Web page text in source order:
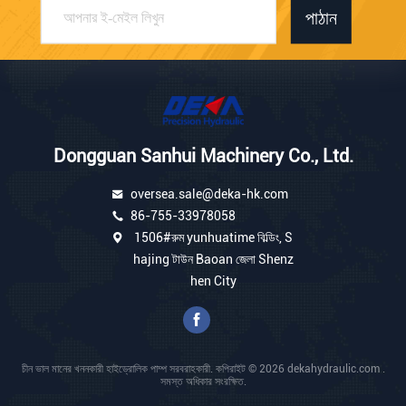
পাঠান
Dongguan Sanhui Machinery Co., Ltd.
oversea.sale@deka-hk.com
86-755-33978058
1506#রুম yunhuatime বিল্ডিং, S
hajing টাউন Baoan জেলা Shenz
hen City
চীন ভাল মানের খননকারী হাইড্রোলিক পাম্প সরবরাহকারী. কপিরাইট © 2026 dekahydraulic.com .
সমস্ত অধিকার সংরক্ষিত.